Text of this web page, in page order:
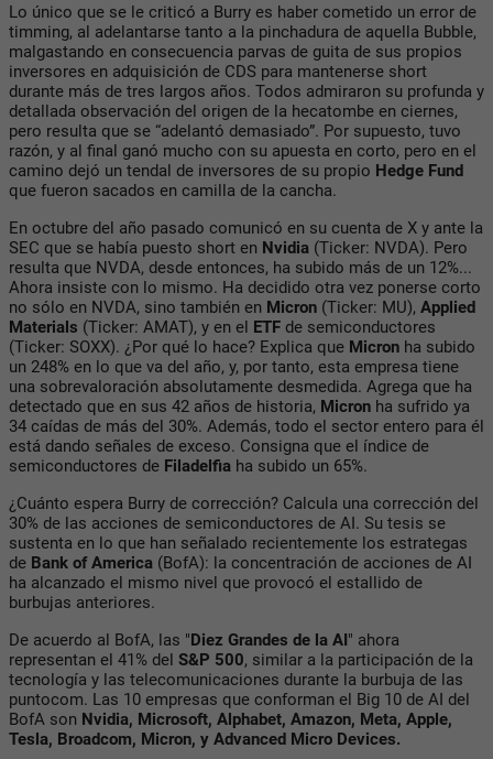
Lo único que se le criticó a Burry es haber cometido un error de
timming, al adelantarse tanto a la pinchadura de aquella Bubble,
malgastando en consecuencia parvas de guita de sus propios
inversores en adquisición de CDS para mantenerse short
durante más de tres largos años. Todos admiraron su profunda y
detallada observación del origen de la hecatombe en ciernes,
pero resulta que se “adelantó demasiado”. Por supuesto, tuvo
razón, y al final ganó mucho con su apuesta en corto, pero en el
camino dejó un tendal de inversores de su propio Hedge Fund
que fueron sacados en camilla de la cancha.
En octubre del año pasado comunicó en su cuenta de X y ante la
SEC que se había puesto short en Nvidia (Ticker: NVDA). Pero
resulta que NVDA, desde entonces, ha subido más de un 12%...
Ahora insiste con lo mismo. Ha decidido otra vez ponerse corto
no sólo en NVDA, sino también en Micron (Ticker: MU), Applied
Materials (Ticker: AMAT), y en el ETF de semiconductores
(Ticker: SOXX). ¿Por qué lo hace? Explica que Micron ha subido
un 248% en lo que va del año, y, por tanto, esta empresa tiene
una sobrevaloración absolutamente desmedida. Agrega que ha
detectado que en sus 42 años de historia, Micron ha sufrido ya
34 caídas de más del 30%. Además, todo el sector entero para él
está dando señales de exceso. Consigna que el índice de
semiconductores de Filadelfia ha subido un 65%.
¿Cuánto espera Burry de corrección? Calcula una corrección del
30% de las acciones de semiconductores de AI. Su tesis se
sustenta en lo que han señalado recientemente los estrategas
de Bank of America (BofA): la concentración de acciones de AI
ha alcanzado el mismo nivel que provocó el estallido de
burbujas anteriores.
De acuerdo al BofA, las "Diez Grandes de la AI" ahora
representan el 41% del S&P 500, similar a la participación de la
tecnología y las telecomunicaciones durante la burbuja de las
puntocom. Las 10 empresas que conforman el Big 10 de AI del
BofA son Nvidia, Microsoft, Alphabet, Amazon, Meta, Apple,
Tesla, Broadcom, Micron, y Advanced Micro Devices.